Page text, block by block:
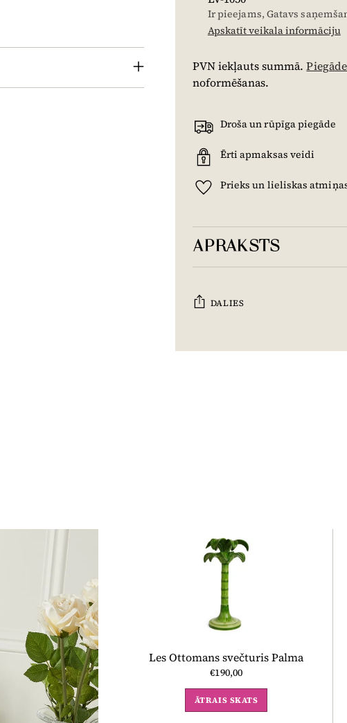
Ir pieejams, Gatavs
Apskatīt veikala informāciju
PVN iekļauts summā.Piegāde
noformēšanas.
Droša un rūpīga piegāde
Ērti apmaksas veidi
Prieks un lieliskas
APRAKSTS
DALIES
Les Ottomans svečturis Palma
€190,00
ĀTRAIS SKATS